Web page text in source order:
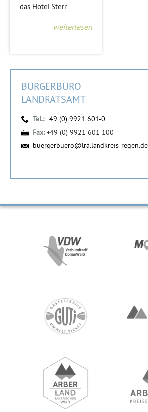
das Hotel Sterr
weiterlesen
BÜRGERBÜRO
LANDRATSAMT
Tel.:+49 (0) 9921 601-0
Fax:+49 (0) 9921 601-100
buergerbuero@lra.landkreis-regen.de